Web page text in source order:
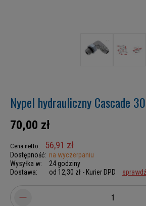
Nypel hydrauliczny Cascade
70,00 zł
Cena netto: 56,91 zł
Dostępność: na wyczerpaniu
Wysyłka w:
24 godziny
Dostawa:
od 12,30 zł - Kurier DPD